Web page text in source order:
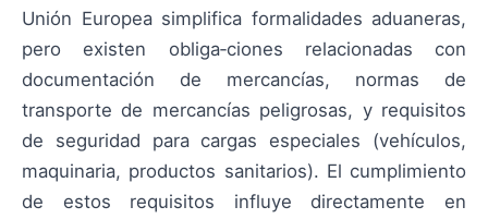
Unión Europea simplifica formalidades aduaneras,
pero existen obliga‑ciones relacionadas con
documentación de mercancías, normas de
transporte de mercancías peligrosas, y requisitos
de seguridad para cargas especiales (vehículos,
maquinaria, productos sanitarios). El cumplimiento
de estos requisitos influye directamente en